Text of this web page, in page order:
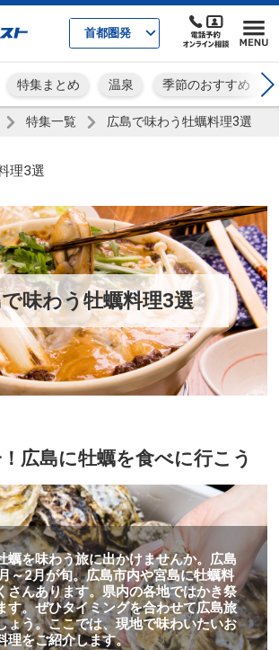
首都圏発
特集まとめ 温泉 季節のおすすめ
特集一覧 広島で味わう牡蠣料理3選
理3選
味わう牡蠣料理3選
広島に牡蠣を食べに行こう
蠣を味わう旅に出かけませんか。広島
～2月が旬。広島市内や宮島に牡蠣料
さんあります。県内の各地ではかき祭
す。ぜひタイミングを合わせて広島旅
ょう。ここでは、現地で味わいたいお
理をご紹介します。